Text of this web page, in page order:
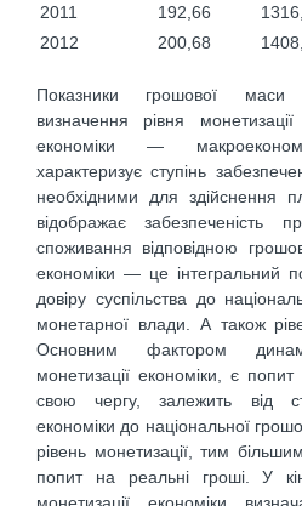
2011
192,66
2012
200,68
Показники грошової маси
визначення рівня
економіки —
характеризує ступінь
необхідними для здійснення
відображає забезпеченість
споживання відповідною
економіки — це інтегральний
довіру суспільства до
монетарної влади. А також
Основним фактором
монетизації економіки, є
свою чергу, залежить від
економіки до національної
рівень монетизації, тим
попит на реальні гроші. У